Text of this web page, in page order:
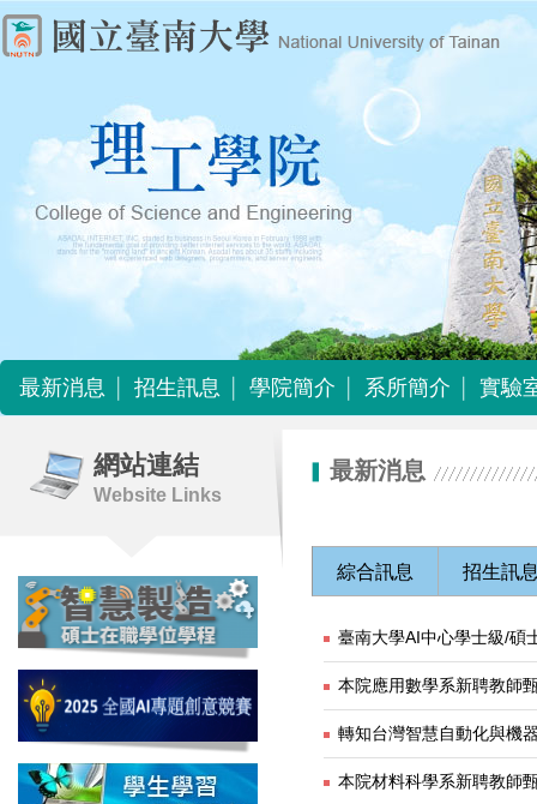
最新消息
招生訊息
學院簡介
系所簡介
實驗
網站連結
Website Links
最新消息
綜合訊息 招生訊
臺南大學AI中心學士級/碩
本院應用數學系新聘教師
轉知台灣智慧自動化與機
本院材料科學系新聘教師